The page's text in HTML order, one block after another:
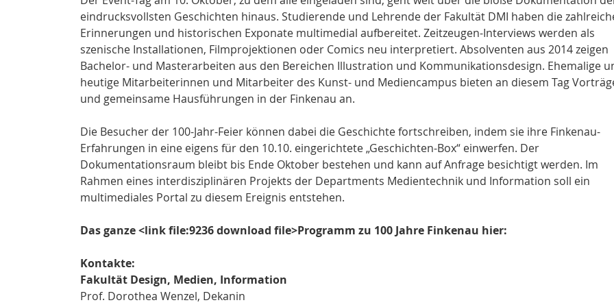
eindrucksvollsten Geschichten hinaus. Studierende und Lehrende der Fakultät DMI haben die
Erinnerungen und historischen Exponate multimedial aufbereitet. Zeitzeugen-Interviews werden als
szenische Installationen, Filmprojektionen oder Comics neu interpretiert. Absolventen aus 2014 zeigen
Bachelor- und Masterarbeiten aus den Bereichen Illustration und Kommunikationsdesign. Ehemalige
heutige Mitarbeiterinnen und Mitarbeiter des Kunst- und Mediencampus bieten an diesem Tag
und gemeinsame Hausführungen in der Finkenau an.
Die Besucher der 100-Jahr-Feier können dabei die Geschichte fortschreiben, indem sie ihre Finkenau-
Erfahrungen in eine eigens für den 10.10. eingerichtete „Geschichten-Box“ einwerfen. Der
Dokumentationsraum bleibt bis Ende Oktober bestehen und kann auf Anfrage besichtigt werden. Im
Rahmen eines interdisziplinären Projekts der Departments Medientechnik und Information soll ein
multimediales Portal zu diesem Ereignis entstehen.
Das ganze <link file:9236 download file>Programm zu 100 Jahre Finkenau hier:
Kontakte:
Fakultät Design, Medien, Information
Prof. Dorothea Wenzel, Dekanin